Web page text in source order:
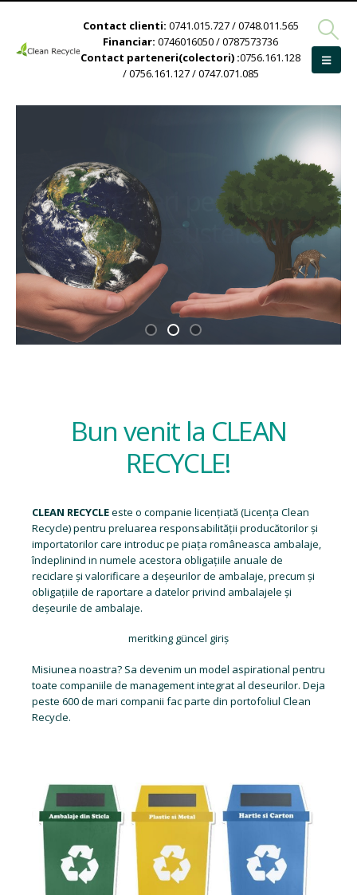
Contact clienti: 0741.015.727 / 0748.011.565
Financiar: 0746016050 / 0787573736
Contact parteneri(colectori) :0756.161.128
/ 0756.161.127 / 0747.071.085
Bun venit la CLEAN
RECYCLE!
CLEAN RECYCLEeste o companie licențiată (Licența Clean
Recycle) pentru preluarea responsabilității producătorilor și
importatorilor care introduc pe piața româneasca ambalaje,
îndeplinind in numele acestora obligațiile anuale de
reciclare și valorificare a deșeurilor de ambalaje, precum și
obligațiile de raportare a datelor privind ambalajele și
deșeurile de ambalaje.
meritking güncel giriş
Misiunea noastra? Sa devenim un model aspirational pentru
toate companiile de management integrat al deseurilor. Deja
peste 600 de mari companii fac parte din portofoliul Clean
Recycle.